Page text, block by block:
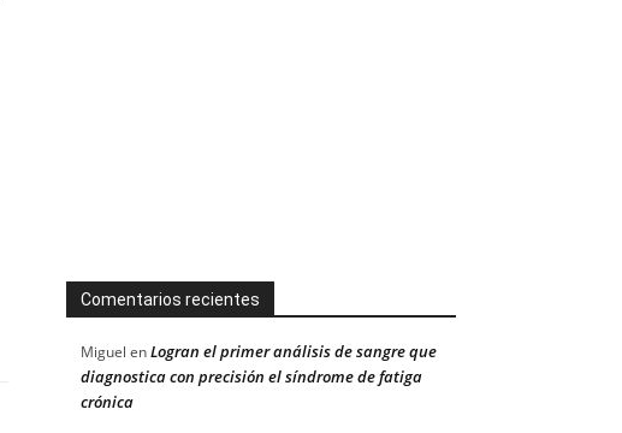
Comentarios recientes
Miguel enLogran el primer análisis de sangre que
diagnostica con precisión el síndrome de fatiga
crónica